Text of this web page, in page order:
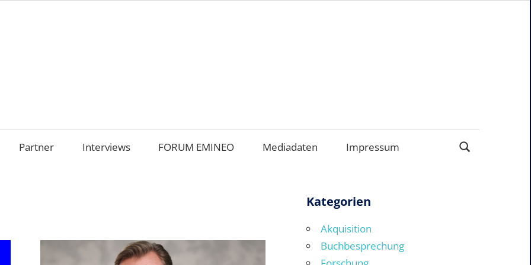
Partner Interviews FORUM EMINEO Mediadaten Impressum
Kategorien
Akquisition
Buchbesprechung